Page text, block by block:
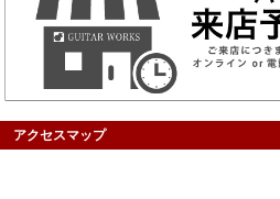
アクセスマップ